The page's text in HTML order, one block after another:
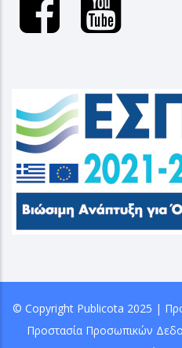
© Copyright Publicota 2025 |
Προστασία Προσωπικών